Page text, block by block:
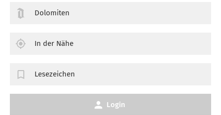
Dolomiten
In der Nähe
Lesezeichen
Login